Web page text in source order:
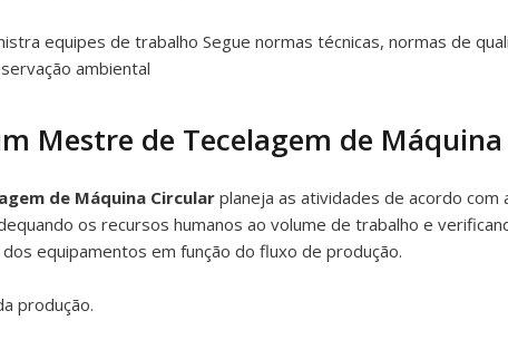
equipes de trabalho Segue normas técnicas, normas de
ambiental
Mestre de Tecelagem de
de Máquina Circular planeja as atividades de acordo com
os recursos humanos ao volume de trabalho e
dos equipamentos em função do fluxo de produção.
produção.